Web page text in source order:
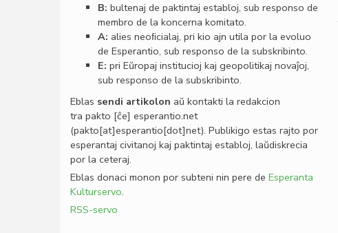
B: bultenaj de paktintaj establoj, sub responso de
membro de la koncerna komitato.
A: alies neoﬁcialaj, pri kio ajn utila por la evoluo
de Esperantio, sub responso de la subskribinto.
E: pri Eŭropaj institucioj kaj geopolitikaj novaĵoj,
sub responso de la subskribinto.
Eblas sendi artikolon aŭ kontakti la redakcion
tra pakto [ĉe] esperantio.net
(pakto[at]esperantio[dot]net). Publikigo estas rajto por
esperantaj civitanoj kaj paktintaj establoj, laŭdiskrecia
por la ceteraj.
Eblas donaci monon por subteni nin pere de Esperanta
Kulturservo.
RSS-servo